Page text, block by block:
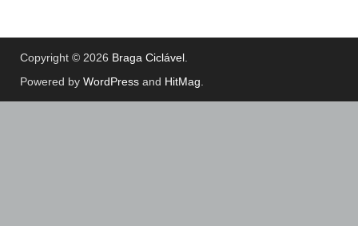
Copyright © 2026 Braga Ciclável
Powered by WordPress and HitMag